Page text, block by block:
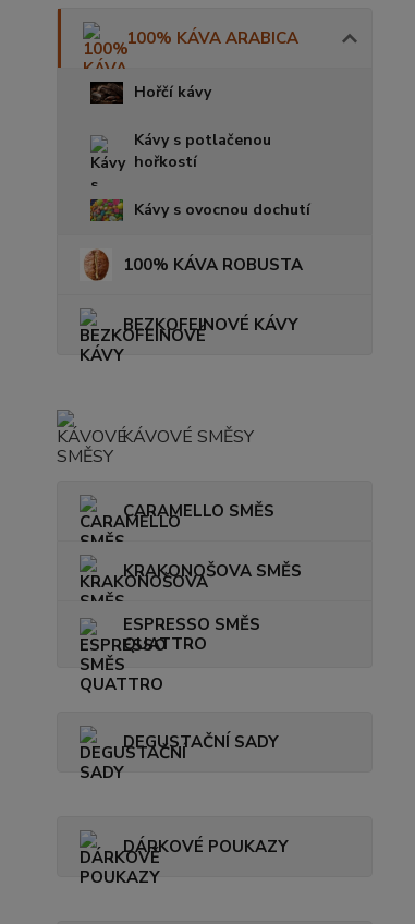
100% KÁVA ARABICA
Hořčí kávy
Kávy s potlačenou
hořkostí
Kávy s ovocnou dochutí
100% KÁVA ROBUSTA
BEZKOFEINOVÉ KÁVY
KÁVOVÉ SMĚSY
CARAMELLO SMĚS
KRAKONOŠOVA SMĚS
ESPRESSO SMĚS
QUATTRO
DEGUSTAČNÍ SADY
DÁRKOVÉ POUKAZY